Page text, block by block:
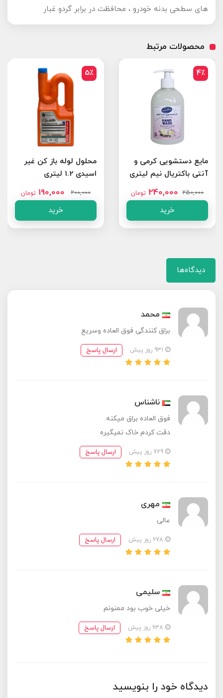
های سطحی بدنه خودرو ، محافظت در برابر گردو غبار
محصولات مرتبط
4٪
مایع دستشویی کرمی و
آنتی باکتریال نیم لیتری
250,000
240,000 تومان
خرید
5٪
محلول لوله باز کن غیر
اسیدی 1.2 لیتری
200,000
190,000 تومان
خرید
دیدگاه‌ها
محمد
براق کنندگی فوق العاده وسریع
ارسال پاسخ
ناشناس
فوق العاده براق میکنه.
دقت کردم خاک نمیگیره
ارسال پاسخ
مهری
عالی
ارسال پاسخ
سلیمی
خیلی خوب بود ممنونم
ارسال پاسخ
دیدگاه خود را بنویسید